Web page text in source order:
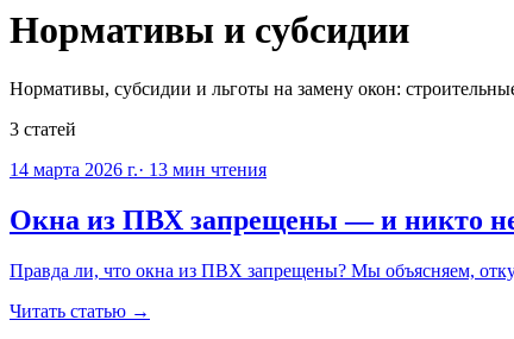
Нормативы и субсидии
Нормативы, субсидии и льготы на замену окон:
3 статей
14 марта 2026 г.· 13 мин чтения
Окна из ПВХ запрещены — и никто не
Правда ли, что окна из ПВХ запрещены? Мы объясняем,
Читать статью →